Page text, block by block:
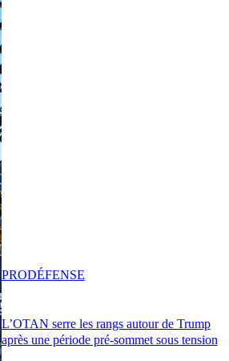
L’OTAN serre les rangs autour de Trump
après une période pré-sommet sous tension
PRODÉFENSE